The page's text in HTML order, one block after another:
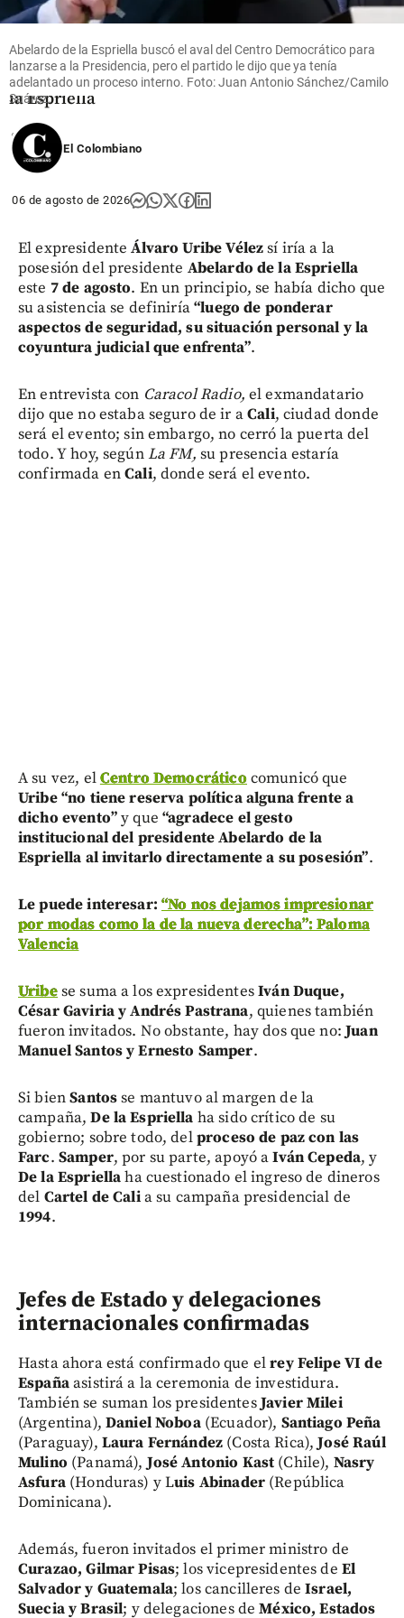
Uribe llegó a
Cali para
asistir a la
posesión de
Abelardo de
la Espriella
share
Abelardo de la Espriella buscó el aval del Centro Democrático para
lanzarse a la Presidencia, pero el partido le dijo que ya tenía
adelantado un proceso interno. Foto: Juan Antonio Sánchez/Camilo
Suárez.
El Colombiano
06 de agosto de 2026
El expresidenteÁlvaro Uribe Vélezsí iría a la
posesión del presidente Abelardo de la Espriella
este 7 de agosto. En un principio, se había dicho que
su asistencia se definiría“luego de ponderar
aspectos de seguridad, su situación personal y la
coyuntura judicial que enfrenta”.
En entrevista con Caracol Radio, el exmandatario
dijo que no estaba seguro de ir aCali, ciudad donde
será el evento; sin embargo, no cerró la puerta del
todo. Y hoy, segúnLa FM, su presencia estaría
confirmada enCali, donde será el evento.
A su vez, elCentro Democráticocomunicó que
Uribe “no tiene reserva política alguna frente a
dicho evento”y que“agradece el gesto
institucional del presidente Abelardo de la
Espriella al invitarlo directamente a su posesión”.
Le puede interesar: “No nos dejamos impresionar
por modas como la de la nueva derecha”: Paloma
Valencia
Uribese suma a los expresidentesIván Duque,
César Gaviria y Andrés Pastrana, quienes también
fueron invitados. No obstante, hay dos que no:Juan
Manuel Santos y Ernesto Samper.
Si bienSantosse mantuvo al margen de la
campaña,De la Espriella ha sido crítico de su
gobierno; sobre todo, delproceso de paz con las
Farc. Samper, por su parte, apoyó aIván Cepeda, y
De la Espriellaha cuestionado el ingreso de dineros
del Cartel de Calia su campaña presidencial de
1994.
Jefes de Estado y delegaciones
internacionales confirmadas
Hasta ahora está confirmado que elrey Felipe VI de
Españaasistirá a la ceremonia de investidura.
También se suman los presidentesJavier Milei
(Argentina), Daniel Noboa(Ecuador), Santiago Peña
(Paraguay), Laura Fernández (Costa Rica),José Raúl
Mulino (Panamá),José Antonio Kast (Chile), Nasry
Asfura (Honduras) y Luis Abinader (República
Dominicana).
Además, fueron invitados el primer ministro de
Curazao, Gilmar Pisas; los vicepresidentes de El
Salvador y Guatemala; los cancilleres deIsrael,
Suecia y Brasil; y delegaciones deMéxico, Estados